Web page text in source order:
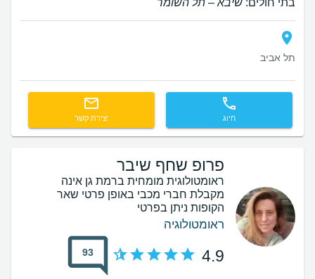
בתי חולים: שיבא – תל השומר
תל אביב
חיוג יצירת קשר
פרופ שחף שיבר
ראומטולוגית מומחית ברמת גן אינה
מקבלת חברי מכבי באופן פרטי שאר
הקופות ניתן בפרטי
ראומטולוגיה
4.9
93